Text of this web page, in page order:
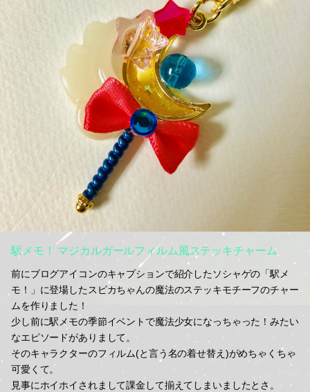
駅メモ！ マジカルガールフィルム風ステッキチャーム
前にブログアイコンのキャプションで紹介したソシャゲの「駅メ
モ！」に登場したスピカちゃんの魔法のステッキモチーフのチャー
ムを作りました！
少し前に駅メモの季節イベントで魔法少女になっちゃった！みたい
なエピソードがありまして。
そのキャラクターのフィルム(と言う名の着せ替え)がめちゃくちゃ
可愛くて。
見事にホイホイされまして課金して揃えてしまいましたとさ。